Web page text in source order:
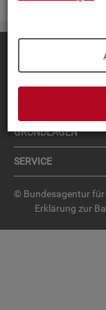
TOP-PRO­DUK­TE
IN­TER­AK­TI­VE
GRUND­LA­GEN
SER­VICE
© Bundesagentur für
Erklärung zur